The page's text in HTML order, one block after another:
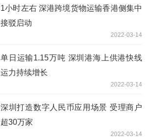
1小时左右 深港跨境货物运输香港侧集中
接驳启动
2022-03-14
单日运输1.15万吨 深圳港海上供港快线
运力持续增长
2022-03-14
深圳打造数字人民币应用场景 受理商户
超30万家
2022-03-14